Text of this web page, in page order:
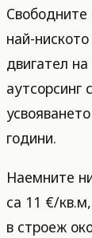
Свободните
най-
двигател
аутсорсинг
години.
Наемните
са 11 €/
в строеж